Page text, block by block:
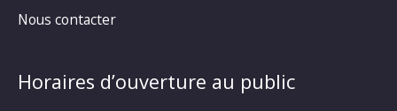
Nous contacter
Horaires d’ouverture au public